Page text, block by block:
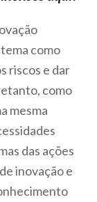
como
riscos e dar
como
mesma
das ações
inovação e